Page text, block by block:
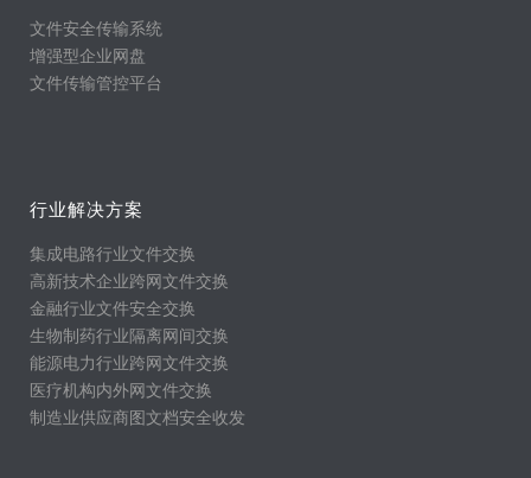
文件安全传输系统
增强型企业网盘
文件传输管控平台
行业解决方案
集成电路行业文件交换
高新技术企业跨网文件交换
金融行业文件安全交换
生物制药行业隔离网间交换
能源电力行业跨网文件交换
医疗机构内外网文件交换
制造业供应商图文档安全收发